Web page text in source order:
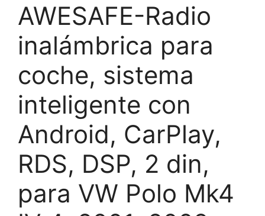
AWESAFE-Radio
inalámbrica para
coche, sistema
inteligente con
Android, CarPlay,
RDS, DSP, 2 din,
para VW Polo Mk4